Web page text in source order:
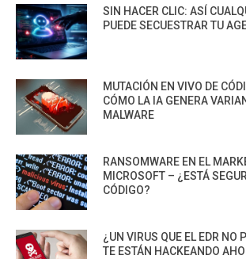
SIN HACER CLIC: ASÍ
PUEDE SECUESTRAR TU
MUTACIÓN EN VIVO DE
CÓMO LA IA GENERA
MALWARE
RANSOMWARE EN EL
MICROSOFT – ¿ESTÁ
CÓDIGO?
¿UN VIRUS QUE EL EDR NO
TE ESTÁN HACKEANDO